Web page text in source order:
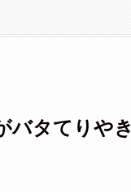
バタてりやき